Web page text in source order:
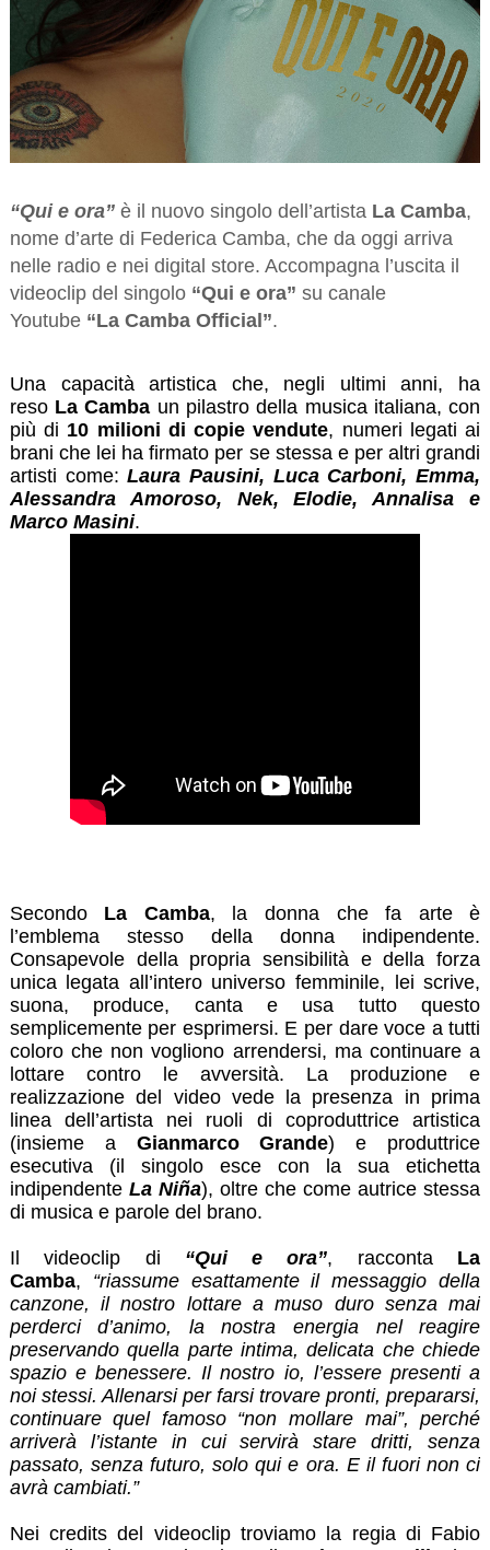
“Qui e ora” è il nuovo singolo dell’artista La Camba,
nome d’arte di Federica Camba, che da oggi arriva
nelle radio e nei digital store. Accompagna l’uscita il
videoclip del singolo “Qui e ora” su canale
Youtube “La Camba Official”.
Una capacità artistica che, negli ultimi anni, ha
reso La Camba un pilastro della musica italiana, con
più di 10 milioni di copie vendute, numeri legati ai
brani che lei ha firmato per se stessa e per altri grandi
artisti come:Laura Pausini, Luca Carboni, Emma,
Alessandra Amoroso, Nek, Elodie, Annalisa e
Marco Masini.
Secondo La Camba, la donna che fa arte è
l’emblema stesso della donna indipendente.
Consapevole della propria sensibilità e della forza
unica legata all’intero universo femminile, lei scrive,
suona, produce, canta e usa tutto questo
semplicemente per esprimersi. E per dare voce a tutti
coloro che non vogliono arrendersi, ma continuare a
lottare contro le avversità. La produzione e
realizzazione del video vede la presenza in prima
linea dell’artista nei ruoli di coproduttrice artistica
(insieme a Gianmarco Grande) e produttrice
esecutiva (il singolo esce con la sua etichetta
indipendente La Niña), oltre che come autrice stessa
di musica e parole del brano.
Il videoclip di “Qui e ora”, racconta La
Camba, “riassume esattamente il messaggio della
canzone, il nostro lottare a muso duro senza mai
perderci d’animo, la nostra energia nel reagire
preservando quella parte intima, delicata che chiede
spazio e benessere. Il nostro io, l’essere presenti a
noi stessi. Allenarsi per farsi trovare pronti, prepararsi,
continuare quel famoso “non mollare mai”, perché
arriverà l’istante in cui servirà stare dritti, senza
passato, senza futuro, solo qui e ora. E il fuori non ci
avrà cambiati.”
Nei credits del videoclip troviamo la regia di Fabio